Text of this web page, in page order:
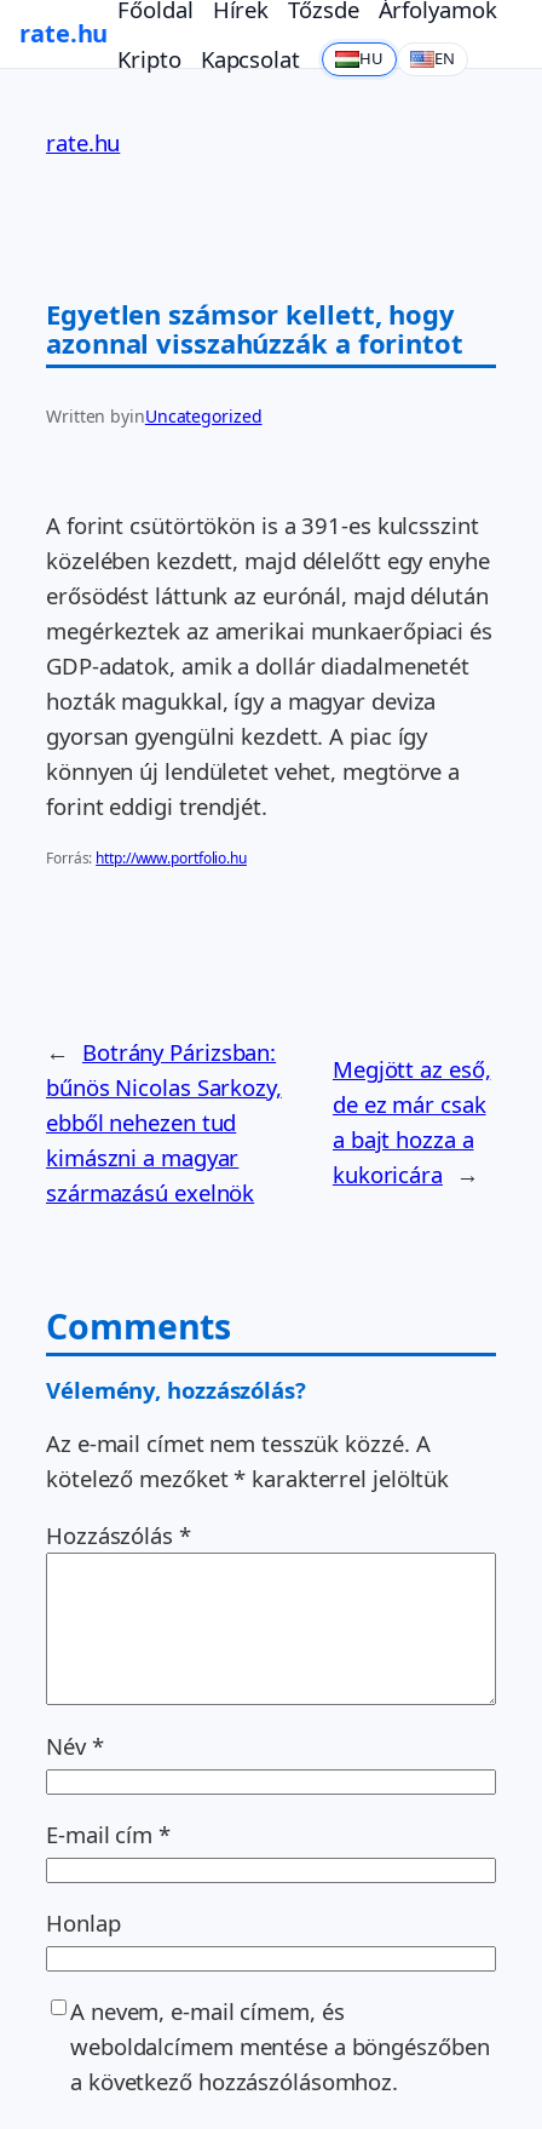
rate.hu
Főoldal Hírek Tőzsde
Árfolyamok
Kripto
Kapcsolat HU EN
tartalomhoz
rate.hu
Egyetlen számsor kellett, hogy
azonnal visszahúzzák a forintot
Written byinUncategorized
A forint csütörtökön is a 391-es kulcsszint
közelében kezdett, majd délelőtt egy enyhe
erősödést láttunk az eurónál, majd délután
megérkeztek az amerikai munkaerőpiaci és
GDP-adatok, amik a dollár diadalmenetét
hozták magukkal, így a magyar deviza
gyorsan gyengülni kezdett. A piac így
könnyen új lendületet vehet, megtörve a
forint eddigi trendjét.
Forrás: http://www.portfolio.hu
← Botrány Párizsban:
bűnös Nicolas Sarkozy,
ebből nehezen tud
kimászni a magyar
származású exelnök
Megjött az eső,
de ez már csak
a bajt hozza a
kukoricára →
Comments
Vélemény, hozzászólás?
Az e-mail címet nem tesszük közzé. A
kötelező mezőket* karakterrel jelöltük
Hozzászólás *
Név*
E-mail cím *
Honlap
A nevem, e-mail címem, és
weboldalcímem mentése a böngészőben
a következő hozzászólásomhoz.